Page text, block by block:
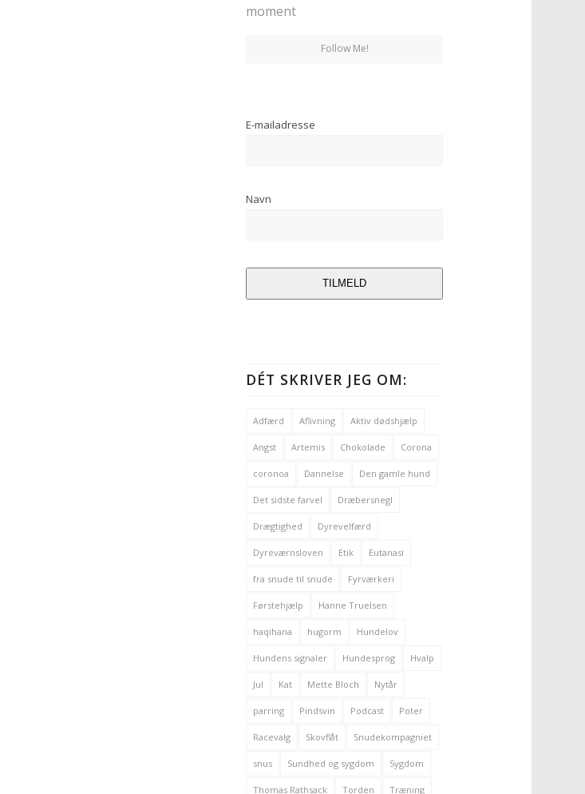
moment
Follow Me!
E-mailadresse
Navn
TILMELD
DÉT SKRIVER JEG OM:
Adfærd Aflivning Aktiv dødshjælp
Angst Artemis Chokolade Corona
coronoa Dannelse Den gamle hund
Det sidste farvel Dræbersnegl
Drægtighed Dyrevelfærd
Dyreværnsloven Etik Eutanasi
fra snude til snude Fyrværkeri
Førstehjælp Hanne Truelsen
haqihana hugorm Hundelov
Hundens signaler Hundesprog Hvalp
Jul Kat Mette Bloch Nytår
parring Pindsvin Podcast Poter
Racevalg Skovflåt Snudekompagniet
snus Sundhed og sygdom Sygdom
Thomas Rathsack Torden Træning